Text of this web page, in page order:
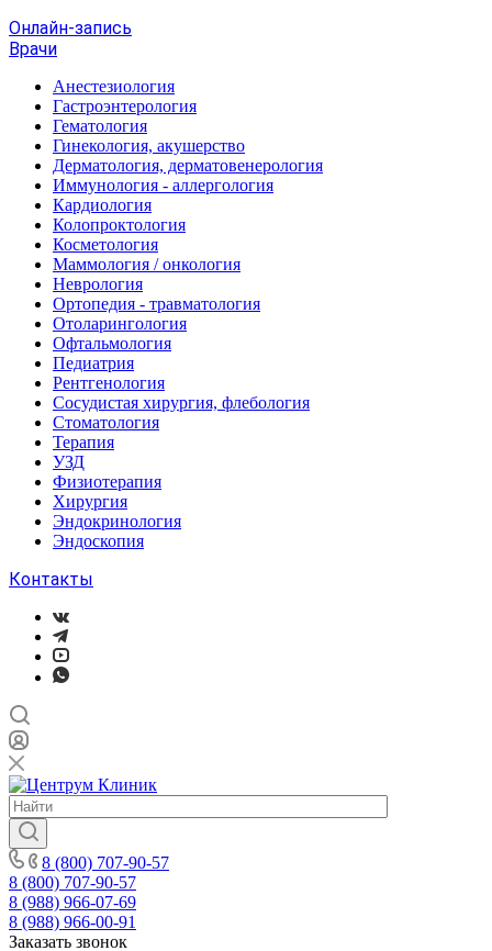
Онлайн-запись
Врачи
Анестезиология
Гастроэнтерология
Гематология
Гинекология, акушерство
Дерматология, дерматовенерология
Иммунология - аллергология
Кардиология
Колопроктология
Косметология
Маммология / онкология
Неврология
Ортопедия - травматология
Отоларингология
Офтальмология
Педиатрия
Рентгенология
Сосудистая хирургия, флебология
Стоматология
Терапия
УЗД
Физиотерапия
Хирургия
Эндокринология
Эндоскопия
Контакты
8 (800) 707-90-57
8 (800) 707-90-57
8 (988) 966-07-69
8 (988) 966-00-91
Заказать звонок